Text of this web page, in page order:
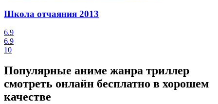
Школа отчаяния 2013
6.9
6.9
10
Популярные аниме жанра триллер
смотреть онлайн бесплатно в хорошем
качестве